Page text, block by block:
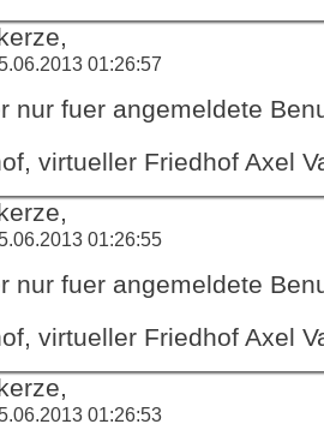
01:26:57
nur fuer angemeldete
virtueller Friedhof Axel
01:26:55
nur fuer angemeldete
virtueller Friedhof Axel
01:26:53